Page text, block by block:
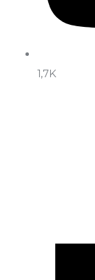
1,7K